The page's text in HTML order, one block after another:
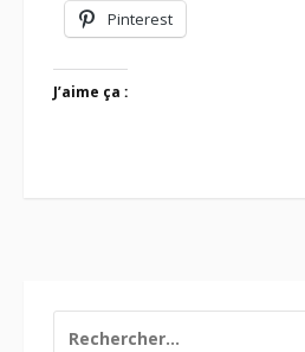
Pinterest
J’aime ça :